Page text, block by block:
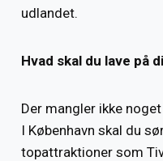
udlandet.
Hvad skal du lave på
Der mangler ikke
I København skal du
topattraktioner som